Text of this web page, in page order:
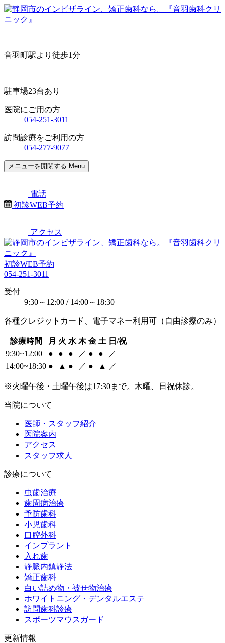
音羽町駅より徒歩1分
駐車場23台あり
医院にご用の方
054-251-3011
訪問診療をご利用の方
054-277-9077
メニューを開閉する Menu
電話
初診WEB予約
アクセス
初診WEB予約
054-251-3011
受付
9:30～12:00 / 14:00～18:30
各種クレジットカード、電子マネー利用可（自由診療のみ）
診療時間 月 火 水 木 金 土 日/祝
9:30~12:00
● ● ● ／ ● ●
／
14:00~18:30 ● ▲ ● ／ ● ▲ ／
※火曜午後・土曜午後は17:30まで。木曜、日祝休診。
当院について
医師・スタッフ紹介
医院案内
アクセス
スタッフ求人
診療について
虫歯治療
歯周病治療
予防歯科
小児歯科
口腔外科
インプラント
入れ歯
静脈内鎮静法
矯正歯科
白い詰め物・被せ物治療
ホワイトニング・デンタルエステ
訪問歯科診療
スポーツマウスガード
更新情報